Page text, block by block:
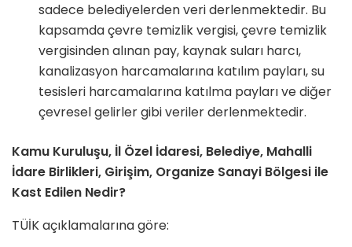
sadece belediyelerden veri derlenmektedir. Bu
kapsamda çevre temizlik vergisi, çevre temizlik
vergisinden alınan pay, kaynak suları harcı,
kanalizasyon harcamalarına katılım payları, su
tesisleri harcamalarına katılma payları ve diğer
çevresel gelirler gibi veriler derlenmektedir.
Kamu Kuruluşu, İl Özel İdaresi, Belediye, Mahalli
İdare Birlikleri, Girişim, Organize Sanayi Bölgesi ile
Kast Edilen Nedir?
TÜİK açıklamalarına göre: